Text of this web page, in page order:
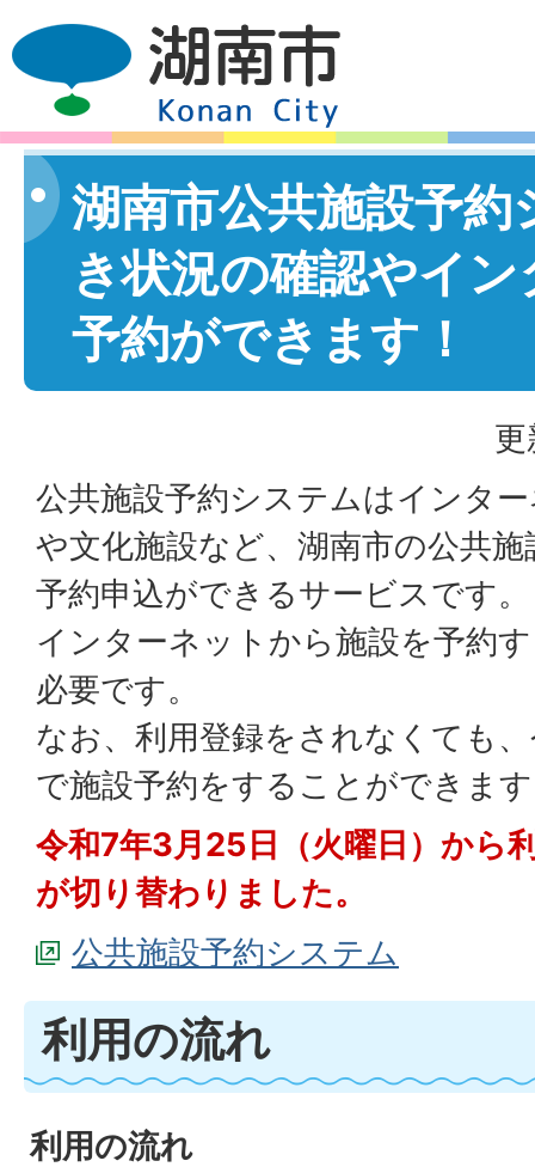
湖南市公共施設予約
き状況の確認やイ
予約ができます！
公共施設予約システムはインタ
や文化施設など、湖南市の公共
予約申込ができるサービスです。
インターネットから施設を予約
必要です。
なお、利用登録をされなくても
で施設予約をすることができま
令和7年3月25日（火曜日）から
が切り替わりました。
公共施設予約システム
利用の流れ
利用の流れ